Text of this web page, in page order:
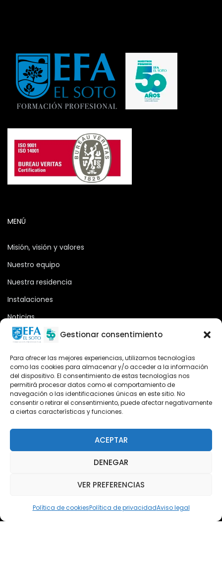
Gestionar consentimiento
Para ofrecer las mejores experiencias, utilizamos tecnologías
como las cookies para almacenar y/o acceder a la información
del dispositivo. El consentimiento de estas tecnologías nos
permitirá procesar datos como el comportamiento de
navegación o las identificaciones únicas en este sitio. No
consentir o retirar el consentimiento, puede afectar negativamente
a ciertas características y funciones.
ACEPTAR
DENEGAR
VER PREFERENCIAS
Política de cookiesPolítica de privacidadAviso legal
MENÚ
Misión, visión y valores
Nuestro equipo
Nuestra residencia
Instalaciones
Noticias
Oferta formativa
Plataforma 2.0
Acceso Cursos UNIR
Teléfono: (+34) 958 455 085
Teléfono: (+34) 618 370 813